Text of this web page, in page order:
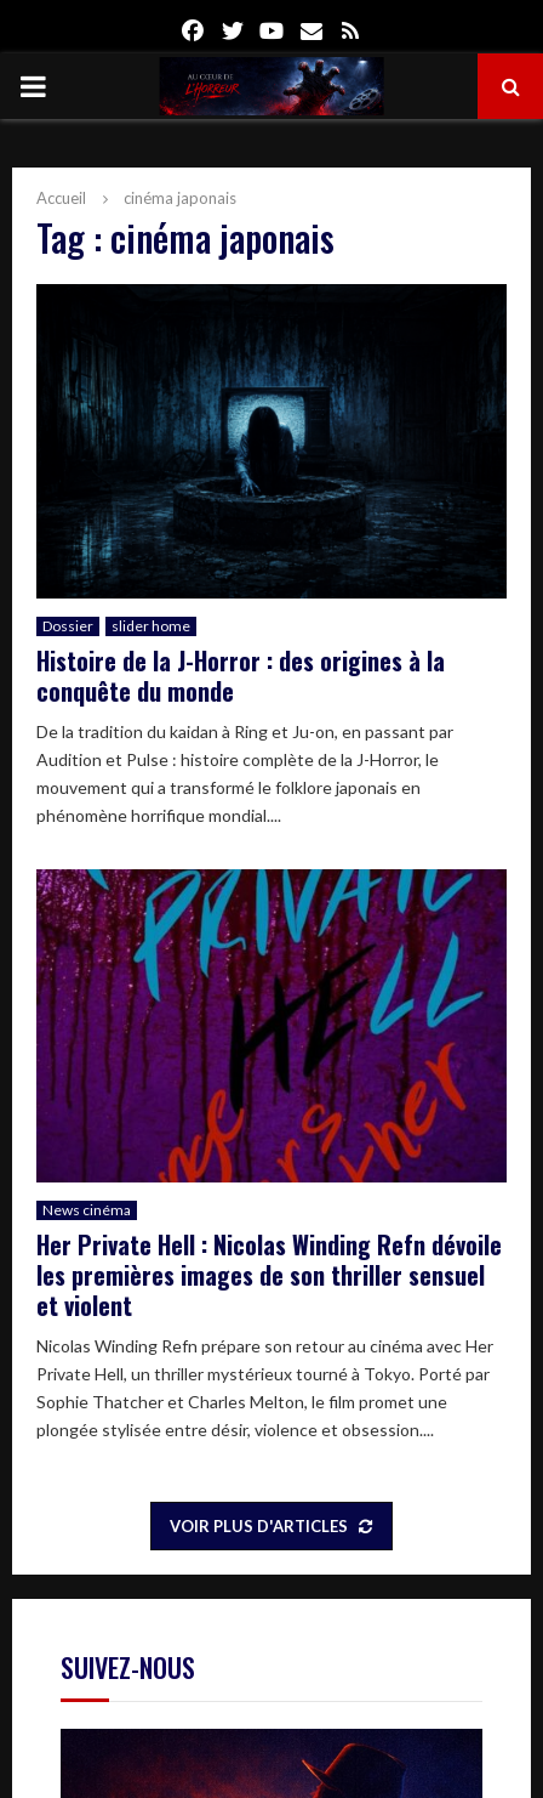
FacebookTwitterYoutube
Email
PRIMARY
Accueil cinéma japonais
Tag : cinéma japonais
Dossier slider home
Histoire de la J-Horror : des origines à la
conquête du monde
De la tradition du kaidan à Ring et Ju-on, en passant par
Audition et Pulse : histoire complète de la J-Horror, le
mouvement qui a transformé le folklore japonais en
phénomène horrifique mondial....
News cinéma
Her Private Hell : Nicolas Winding Refn dévoile
les premières images de son thriller sensuel
et violent
Nicolas Winding Refn prépare son retour au cinéma avec Her
Private Hell, un thriller mystérieux tourné à Tokyo. Porté par
Sophie Thatcher et Charles Melton, le film promet une
plongée stylisée entre désir, violence et obsession....
VOIR PLUS D'ARTICLES
SUIVEZ-NOUS